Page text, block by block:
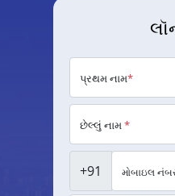
પ્રથમ નામ*
છેલ્લું નામ*
+91 મોબાઇલ